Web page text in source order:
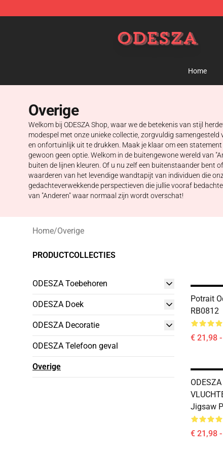
Home
Overige
Welkom bij ODESZA Shop, waar we de betekenis van stijl
modespel met onze unieke collectie, zorgvuldig
en onfortuinlijk uit te drukken. Maak je klaar om een
gewoon geen optie. Welkom in de buitengewone wereld van
buiten de lijnen kleuren. Of u nu zelf een buitenstaander
waarderen van het levendige wandtapijt van individuen die
gedachteverwekkende perspectieven die jullie vooraf
van "Anderen" waar normaal zijn wordt overschat!
Home/Overige
PRODUCTCOLLECTIES
ODESZA Toebehoren
ODESZA Doek
ODESZA Decoratie
ODESZA Telefoon geval
Overige
Potrait
RB0812
€ 21,98
Jigsaw
€ 21,98